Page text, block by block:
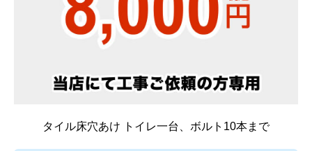
タイル床穴あけ トイレ一台、ボルト10本まで